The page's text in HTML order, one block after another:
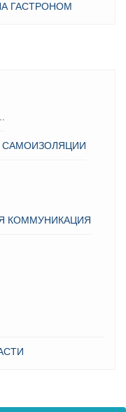
ГАСТРОНОМ
САМОИЗОЛЯЦИИ
КОММУНИКАЦИЯ